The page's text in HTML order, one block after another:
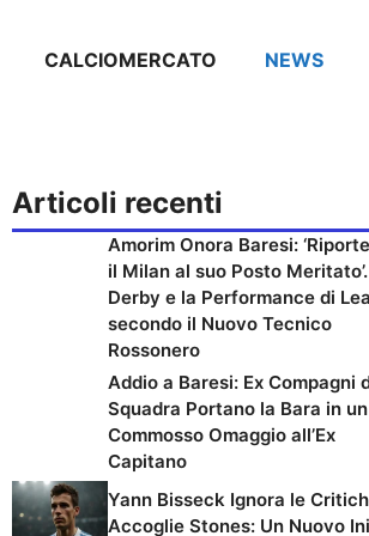
CALCIOMERCATO NEWS
Articoli recenti
Amorim Onora Baresi:
il Milan al suo Posto
Derby e la Performance di
secondo il Nuovo Tecnico
Rossonero
Addio a Baresi: Ex Compagni
Squadra Portano la Bara in un
Commosso Omaggio all’Ex
Capitano
Yann Bisseck Ignora le
Accoglie Stones: Un Nuovo